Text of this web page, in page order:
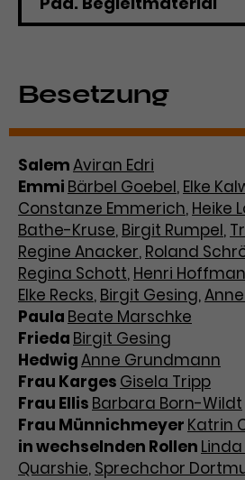
Besetzung
SalemAviran Edri
Emmi Bärbel Goebel, Elke
Constanze Emmerich, Heike
Bathe-Kruse, Birgit Rumpel,
Regine Anacker, Roland
Regina Schott, Henri
Elke Recks, Birgit Gesing,
Paula Beate Marschke
Frieda Birgit Gesing
HedwigAnne Grundmann
Frau Karges Gisela Tripp
Frau Ellis Barbara Born-Wildt
Frau Münnichmeyer Katrin
in wechselnden Rollen
Quarshie, Sprechchor